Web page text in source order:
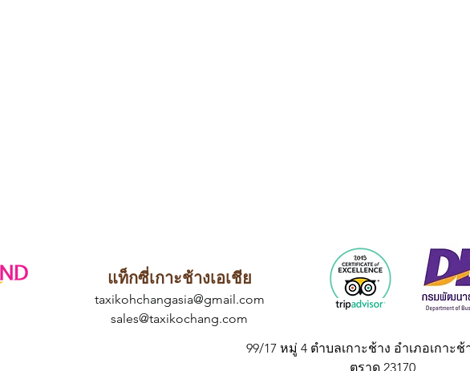
แท็กซี่เกาะช้างเอเชีย
taxikohchangasia@gmail.com
sales@taxikochang.com
99/17 หมู่ 4 ตำบลเกาะช้าง อำเภอเกาะช้
ตราด 23170